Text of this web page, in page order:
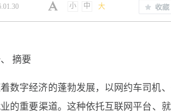
小 中 大
摘要
着数字经济的蓬勃发展，以网约车司机
的重要渠道。这种依托互联网平台、